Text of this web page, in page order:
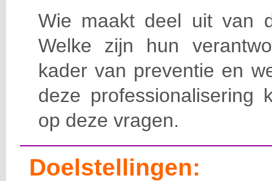
Wie maakt deel uit van
Welke zijn hun
kader van preventie en
deze professionalisering
op deze vragen.
Doelstellingen: